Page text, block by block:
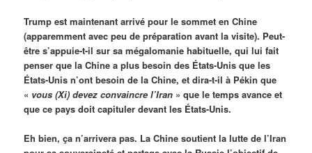
Trump est maintenant arrivé pour le sommet en Chine
(apparemment avec peu de préparation avant la visite). Peut-
être s’appuie-t-il sur sa mégalomanie habituelle, qui lui fait
penser que la Chine a plus besoin des États-Unis que les
États-Unis n’ont besoin de la Chine, et dira-t-il à Pékin que
« vous (Xi) devez convaincre l’Iran » que le temps avance et
que ce pays doit capituler devant les États-Unis.
Eh bien, ça n’arrivera pas. La Chine soutient la lutte de l’Iran